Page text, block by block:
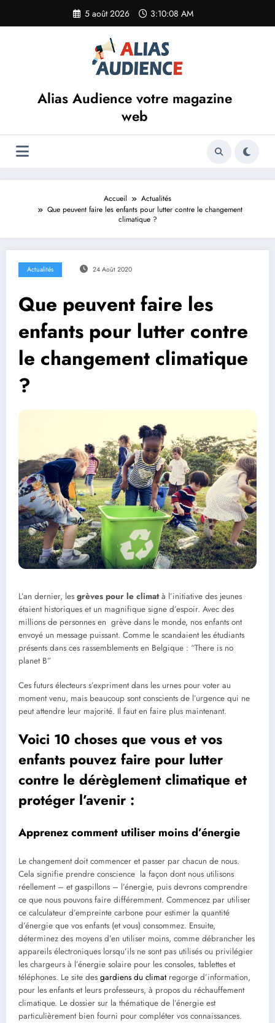
contenu
5 août 2026 3:10:08 AM
Alias Audience votre magazine
web
Accueil
Actualités
Que peuvent faire les enfants pour lutter contre le changement
climatique ?
Actualités 24 Août 2020
Que peuvent faire les
enfants pour lutter contre
le changement climatique
?
L’an dernier, les grèves pour le climatà l’initiative des jeunes
étaient historiques et un magnifique signe d’espoir. Avec des
millions de personnes en grève dans le monde, nos enfants ont
envoyé un message puissant. Comme le scandaient les étudiants
présents dans ces rassemblements en Belgique : “There is no
planet B”
Ces futurs électeurs s’expriment dans les urnes pour voter au
moment venu, mais beaucoup sont conscients de l’urgence qui ne
peut attendre leur majorité. Il faut en faire plus maintenant.
Voici 10 choses que vous et vos
enfants pouvez faire pour lutter
contre le dérèglement climatique et
protéger l’avenir :
Apprenez comment utiliser moins d’énergie
Le changement doit commencer et passer par chacun de nous.
Cela signifie prendre conscience la façon dont nous utilisons
réellement – et gaspillons – l’énergie, puis devrons comprendre
ce que nous pouvons faire différemment. Commencez par utiliser
ce calculateur d’empreinte carbone pour estimer la quantité
d’énergie que vos enfants (et vous) consommez. Ensuite,
déterminez des moyens d’en utiliser moins, comme débrancher les
appareils électroniques lorsqu’ils ne sont pas utilisés ou privilégier
les chargeurs à l’énergie solaire pour les consoles, tablettes et
téléphones. Le site des gardiens du climatregorge d’information,
pour les enfants et leurs professeurs, à propos du réchauffement
climatique. Le dossier sur la thématique de l’énergie est
particulièrement bien fourni pour compléter vos connaissances.